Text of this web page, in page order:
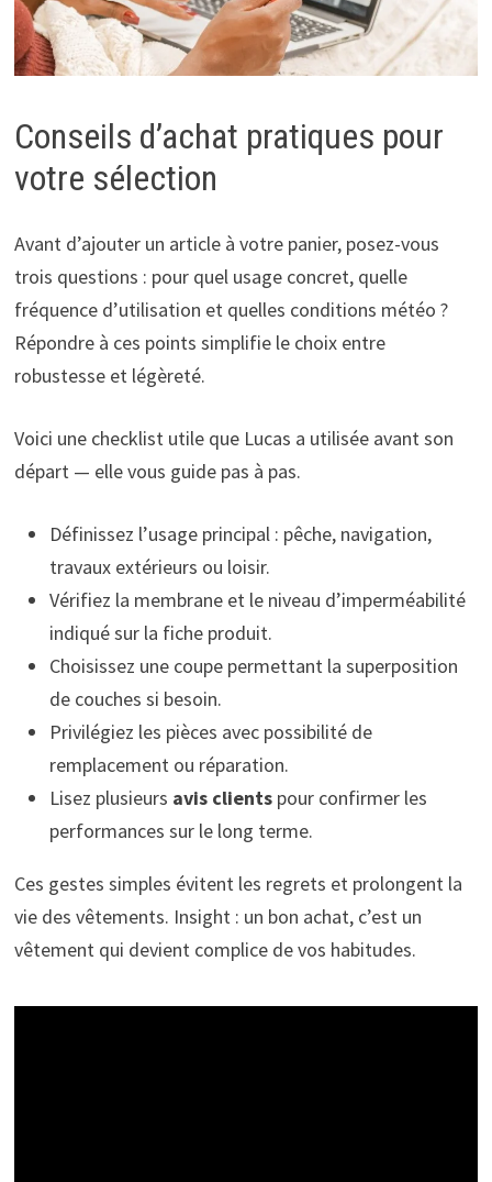
Conseils d’achat pratiques pour
votre sélection
Avant d’ajouter un article à votre panier, posez-vous
trois questions : pour quel usage concret, quelle
fréquence d’utilisation et quelles conditions météo ?
Répondre à ces points simplifie le choix entre
robustesse et légèreté.
Voici une checklist utile que Lucas a utilisée avant son
départ — elle vous guide pas à pas.
Définissez l’usage principal : pêche, navigation,
travaux extérieurs ou loisir.
Vérifiez la membrane et le niveau d’imperméabilité
indiqué sur la fiche produit.
Choisissez une coupe permettant la superposition
de couches si besoin.
Privilégiez les pièces avec possibilité de
remplacement ou réparation.
Lisez plusieurs avis clientspour confirmer les
performances sur le long terme.
Ces gestes simples évitent les regrets et prolongent la
vie des vêtements. Insight : un bon achat, c’est un
vêtement qui devient complice de vos habitudes.